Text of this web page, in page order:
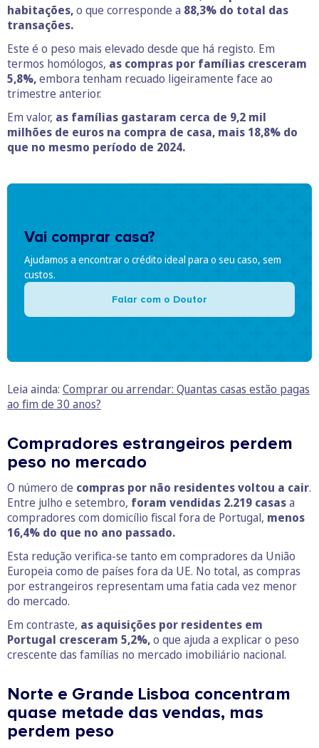
habitações,o que corresponde a 88,3% do total das
transações.
Este é o peso mais elevado desde que há registo. Em
termos homólogos, as compras por famílias cresceram
5,8%,embora tenham recuado ligeiramente face ao
trimestre anterior.
Em valor, as famílias gastaram cerca de 9,2 mil
milhões de euros na compra de casa, mais 18,8% do
que no mesmo período de 2024.
Vai comprar casa?
Ajudamos a encontrar o crédito ideal para o seu caso, sem
custos.
Falar com o Doutor
Leia ainda: Comprar ou arrendar: Quantas casas estão pagas
ao fim de 30 anos?
Compradores estrangeiros perdem
peso no mercado
O número de compras por não residentes voltou a cair.
Entre julho e setembro, foram vendidas 2.219 casasa
compradores com domicílio fiscal fora de Portugal, menos
16,4% do que no ano passado.
Esta redução verifica-se tanto em compradores da União
Europeia como de países fora da UE. No total, as compras
por estrangeiros representam uma fatia cada vez menor
do mercado.
Em contraste, as aquisições por residentes em
Portugal cresceram 5,2%,o que ajuda a explicar o peso
crescente das famílias no mercado imobiliário nacional.
Norte e Grande Lisboa concentram
quase metade das vendas, mas
perdem peso